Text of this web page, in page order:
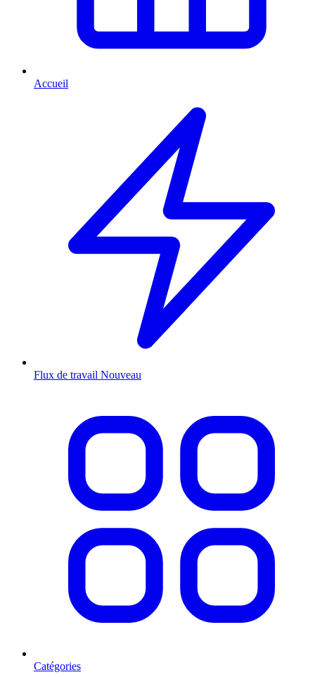
Accueil
Flux de travail Nouveau
Catégories